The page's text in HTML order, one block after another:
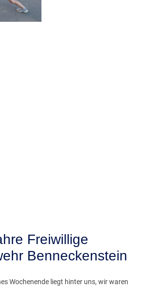
Freiwillige
Benneckenstein
Wochenende liegt hinter uns, wir waren